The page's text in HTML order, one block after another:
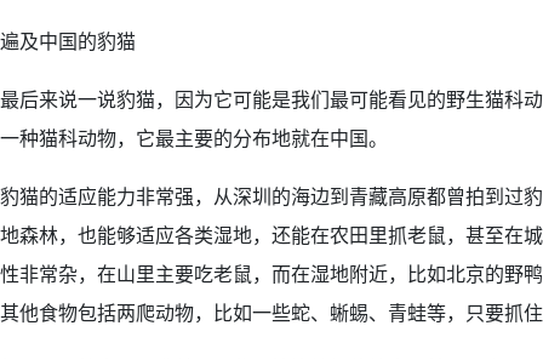
遍及中国的豹猫
最后来说一说豹猫，因为它可能是我们最可能看见的野生猫科
一种猫科动物，它最主要的分布地就在中国。
豹猫的适应能力非常强，从深圳的海边到青藏高原都曾拍到过
地森林，也能够适应各类湿地，还能在农田里抓老鼠，甚至在
性非常杂，在山里主要吃老鼠，而在湿地附近，比如北京的野
其他食物包括两爬动物，比如一些蛇、蜥蜴、青蛙等，只要抓